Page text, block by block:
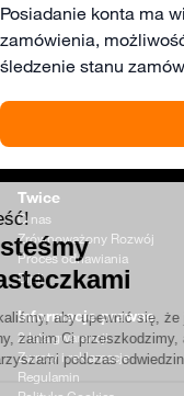
Posiadanie konta ma
zamówienia,
śledzenie stanu
Twice
O nas
Zrównoważony Rozwój
Proces odnawiania
Dipli
Informacje prawne
2 lata gwarancji
Zwroty i reklamacje
Regulamin